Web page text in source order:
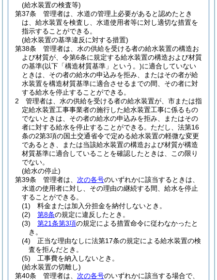
(給水装置の検査等)
第37条
管理者は、水道の管理上必要があると認めたとき
は、給水装置を検査し、水道使用者等に対し適切な措置を
指示することができる。
(給水装置の基準違反に対する措置)
第38条
管理者は、水の供給を受ける者の給水装置の構造お
よび材質が、令第6条に規定する給水装置の構造および材質
の基準(以下「構造材質基準」という。)に適合していない
ときは、その者の給水の申込みを拒み、またはその者が給
水装置を構造材質基準に適合させるまでの間、その者に対
する給水を停止することができる。
2
管理者は、水の供給を受ける者の給水装置が、市または指
定給水装置工事事業者の施行した給水装置工事に係るもの
でないときは、その者の給水の申込みを拒み、またはその
者に対する給水を停止することができる。 ただし、法第16
条の2第3項の国土交通省令で定める給水装置の軽微な変更
であるとき、または当該給水装置の構造および材質が構造
材質基準に適合していることを確認したときは、この限り
でない。
(給水の停止)
第39条
管理者は、 次の各号のいずれかに該当するときは、
水道の使用者に対し、その理由の継続する間、給水を停止
することができる。
(1)
料金または加入分担金を納付しないとき。
(2)
第8条の規定に違反したとき。
(3)
第21条第3項の規定による措置命令に従わなかったと
き。
(4)
正当な理由なしに法第17条の規定による給水装置の検
査を拒んだとき。
(5)
工事費を納入しないとき。
(給水装置の切離し)
第40条
管理者は、 次の各号のいずれかに該当する場合で、